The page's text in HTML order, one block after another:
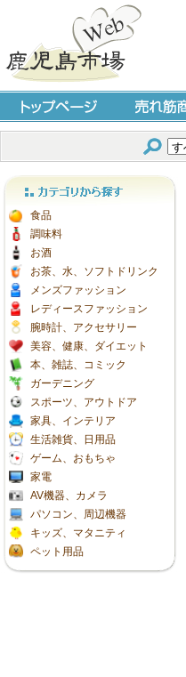
トップページ 売れ筋商品
カテゴリから探す
食品
調味料
お酒
お茶、水、ソフトドリンク
メンズファッション
レディースファッション
腕時計、アクセサリー
美容、健康、ダイエット
本、雑誌、コミック
ガーデニング
スポーツ、アウトドア
家具、インテリア
生活雑貨、日用品
ゲーム、おもちゃ
家電
AV機器、カメラ
パソコン、周辺機器
キッズ、マタニティ
ペット用品